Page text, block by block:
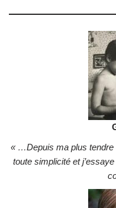
« …Depuis ma plus tendre
toute simplicité et